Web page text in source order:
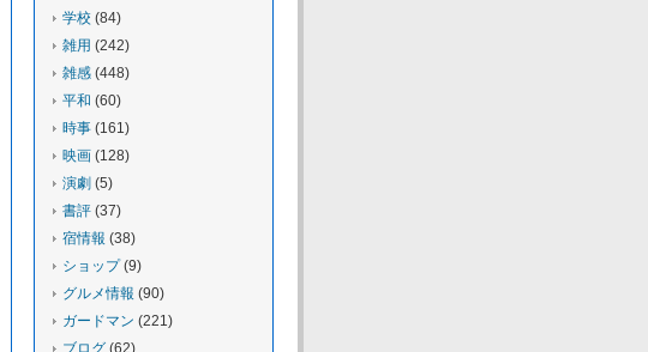
学校 (84)
雑用 (242)
雑感 (448)
平和 (60)
時事 (161)
映画 (128)
演劇 (5)
書評 (37)
宿情報 (38)
ショップ(9)
グルメ情報 (90)
ガードマン (221)
ブログ (62)